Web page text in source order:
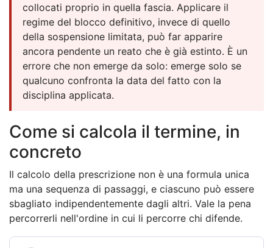
collocati proprio in quella fascia. Applicare il
regime del blocco definitivo, invece di quello
della sospensione limitata, può far apparire
ancora pendente un reato che è già estinto. È un
errore che non emerge da solo: emerge solo se
qualcuno confronta la data del fatto con la
disciplina applicata.
Come si calcola il termine, in
concreto
Il calcolo della prescrizione non è una formula unica
ma una sequenza di passaggi, e ciascuno può essere
sbagliato indipendentemente dagli altri. Vale la pena
percorrerli nell'ordine in cui li percorre chi difende.